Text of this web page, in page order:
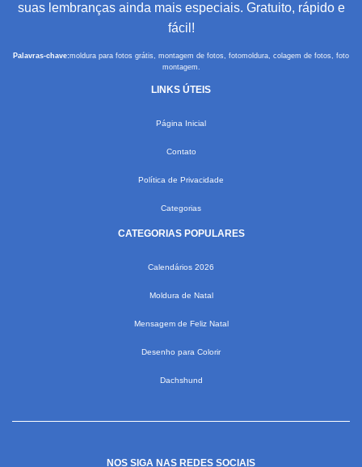
suas lembranças ainda mais especiais. Gratuito, rápido e
fácil!
Palavras-chave:moldura para fotos grátis, montagem de fotos, fotomoldura, colagem de fotos, foto
montagem.
LINKS ÚTEIS
Página Inicial
Contato
Política de Privacidade
Categorias
CATEGORIAS POPULARES
Calendários 2026
Moldura de Natal
Mensagem de Feliz Natal
Desenho para Colorir
Dachshund
NOS SIGA NAS REDES SOCIAIS